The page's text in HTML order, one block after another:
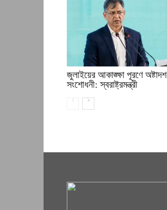
জুলাইয়ের আকাঙ্ক্ষা পূরণে অষ্টাদশ
সংশোধনী: স্বরাষ্ট্রমন্ত্রী